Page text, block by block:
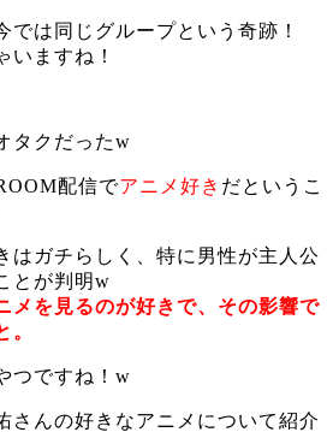
では同じグループという奇跡！
いますね！
タクだったw
配信でアニメ好き だというこ
はガチらしく、特に男性が主人公
とが判明w
メを見るのが好きで、その影響で
。
つですね！w
さんの好きなアニメについて紹介